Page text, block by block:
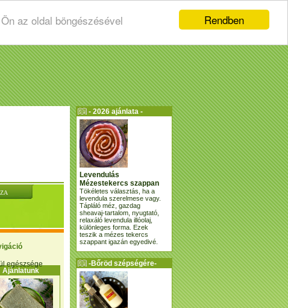
Rendben
az oldal böngészésével
egészsége
- 2026 ajánlata -
Levendulás
Mézestekercs szappan
Tökéletes választás, ha a
levendula szerelmese vagy.
Tápláló méz, gazdag
sheavaj-tartalom, nyugtató,
relaxáló levendula illóolaj,
különleges forma. Ezek
teszik a mézes tekercs
szappant igazán egyedivé.
-Bőröd szépségére-